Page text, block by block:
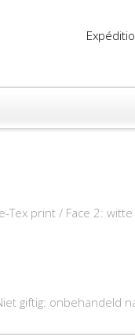
Tex print / Face 2:
giftig: onbehandeld